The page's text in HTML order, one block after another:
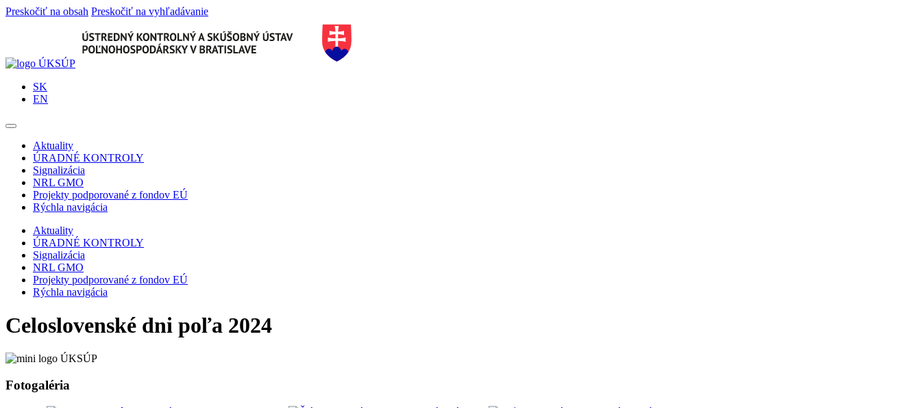
Preskočiť na obsah Preskočiť na vyhľadávanie
SK
EN
Aktuality
ÚRADNÉ KONTROLY
Signalizácia
NRL GMO
Projekty podporované z fondov EÚ
Rýchla navigácia
Aktuality
ÚRADNÉ KONTROLY
Signalizácia
NRL GMO
Projekty podporované z fondov EÚ
Rýchla navigácia
Celoslovenské dni poľa 2024
Fotogaléria